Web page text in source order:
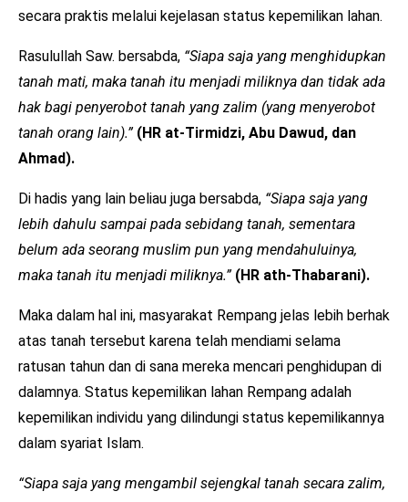
secara praktis melalui kejelasan status kepemilikan lahan.
Rasulullah Saw. bersabda, “Siapa saja yang menghidupkan
tanah mati, maka tanah itu menjadi miliknya dan tidak ada
hak bagi penyerobot tanah yang zalim (yang menyerobot
tanah orang lain).” (HR at-Tirmidzi, Abu Dawud, dan
Ahmad).
Di hadis yang lain beliau juga bersabda, “Siapa saja yang
lebih dahulu sampai pada sebidang tanah, sementara
belum ada seorang muslim pun yang mendahuluinya,
maka tanah itu menjadi miliknya.” (HR ath-Thabarani).
Maka dalam hal ini, masyarakat Rempang jelas lebih berhak
atas tanah tersebut karena telah mendiami selama
ratusan tahun dan di sana mereka mencari penghidupan di
dalamnya. Status kepemilikan lahan Rempang adalah
kepemilikan individu yang dilindungi status kepemilikannya
dalam syariat Islam.
“Siapa saja yang mengambil sejengkal tanah secara zalim,